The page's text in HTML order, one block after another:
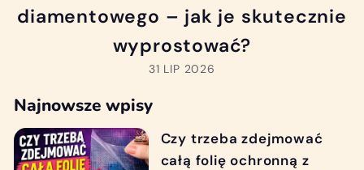
diamentowego – jak je skutecznie
wyprostować?
31 LIP 2026
Najnowsze wpisy
Czy trzeba zdejmować
całą folię ochronną z